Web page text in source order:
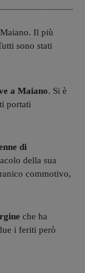
Il più
sono stati
a Maiano. Si è
portati
di
della sua
commotivo,
che ha
i feriti però